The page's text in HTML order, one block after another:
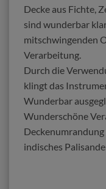
Decke aus Fichte,
sind wunderbar
mitschwingenden
Verarbeitung.
Durch die
klingt das
Wunderbar
Wunderschöne
indisches